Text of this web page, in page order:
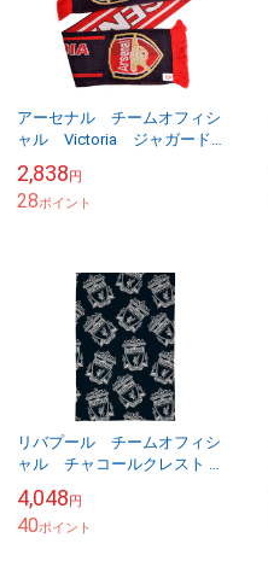
アーセナル チームオフィシ
ャル Victoria ジャガードス
料無料商品】
2,838円
28ポイント
リバプール チームオフィシ
ャル チャコールクレスト フ
品同梱OK・送料無料商品】
4,048円
40ポイント